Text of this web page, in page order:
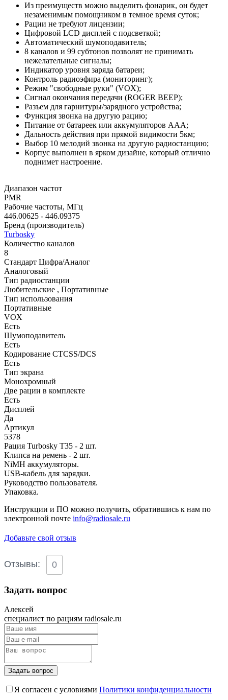
Из преимуществ можно выделить фонарик, он будет
незаменимым помощником в темное время суток;
Рации не требуют лицензии;
Цифровой LCD дисплей с подсветкой;
Автоматический шумоподавитель;
8 каналов и 99 субтонов позволят не принимать
нежелательные сигналы;
Индикатор уровня заряда батареи;
Контроль радиоэфира (мониторинг);
Режим "свободные руки" (VOX);
Сигнал окончания передачи (ROGER BEEP);
Разъем для гарнитуры/зарядного устройства;
Функция звонка на другую рацию;
Питание от батареек или аккумуляторов ААА;
Дальность действия при прямой видимости 5км;
Выбор 10 мелодий звонка на другую радиостанцию;
Корпус выполнен в ярком дизайне, который отлично
поднимет настроение.
Диапазон частот
PMR
Рабочие частоты, МГц
446.00625 - 446.09375
Бренд (производитель)
Turbosky
Количество каналов
8
Стандарт Цифра/Аналог
Аналоговый
Тип радиостанции
Любительские , Портативные
Тип использования
Портативные
VOX
Есть
Шумоподавитель
Есть
Кодирование CTCSS/DCS
Есть
Тип экрана
Монохромный
Две рации в комплекте
Есть
Дисплей
Да
Артикул
5378
Рация Turbosky T35 - 2 шт.
Клипса на ремень - 2 шт.
NiMH аккумуляторы.
USB-кабель для зарядки.
Руководство пользователя.
Упаковка.
Инструкции и ПО можно получить, обратившись к нам по
электронной почте info@radiosale.ru
Добавьте свой отзыв
Отзывы: 0
Задать вопрос
Алексей
специалист по рациям radiosale.ru
Задать вопрос
Я согласен с условиями Политики конфиденциальности